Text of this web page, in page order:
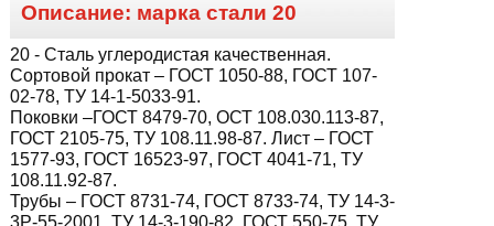
Описание: марка стали 20
20 - Сталь углеродистая качественная.
Сортовой прокат – ГОСТ 1050-88, ГОСТ 107-
02-78, ТУ 14-1-5033-91.
Поковки –ГОСТ 8479-70, ОСТ 108.030.113-87,
ГОСТ 2105-75, ТУ 108.11.98-87. Лист – ГОСТ
1577-93, ГОСТ 16523-97, ГОСТ 4041-71, ТУ
108.11.92-87.
Трубы – ГОСТ 8731-74, ГОСТ 8733-74, ТУ 14-3-
3Р-55-2001, ТУ 14-3-190-82, ГОСТ 550-75, ТУ